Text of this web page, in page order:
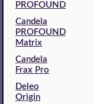
PROFOUND
Candela
PROFOUND
Matrix
Candela
Frax Pro
Deleo
Origin